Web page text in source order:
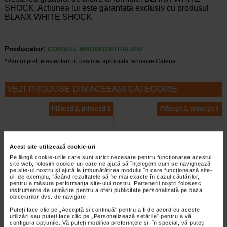
Acest site utilizează cookie-uri
Pe lângă cookie-urile care sunt strict necesare pentru funcționarea acestui
site web, folosim cookie-uri care ne ajută să înțelegem cum se navighează
pe site-ul nostru și ajută la îmbunătățirea modului în care funcționează site-
ul, de exemplu, făcând rezultatele să fie mai exacte în cazul căutărilor,
pentru a măsura performanța site-ului nostru. Partenerii noștri folosesc
instrumente de urmărire pentru a oferi publicitate personalizată pe baza
obiceiurilor dvs. de navigare.
Puteți face clic pe „Acceptă si continuă” pentru a fi de acord cu aceste
utilizări sau puteți face clic pe „Personalizează setările” pentru a vă
configura opțiunile. Vă puteți modifica preferințele și, în special, vă puteți
SHOCK. Actiunea lui este garantata exclusiv cu produsul
BLANX WHITE SHOCK.
Producator: COSWELL INNOVATORI ITALIANI
*Pentru pret te asteptam in cea mai apropiata farmacie Catena
VEZI PRODUSE DIN ACEEASI CATEGORIE
Plătești 2, primești 3
Pasta de dinti albire si curatare
profunda cu Ulei de Cocos…
Pasta de dinti Dabur cu ulei de
cocos si bicarbonat de sodiu are o
Plătești 2, primești 3
Pasta de dinti respiratie
proaspata si protectia…
Pasta de dinti Dabur cu ghimbir si
menta combina efectele calmante